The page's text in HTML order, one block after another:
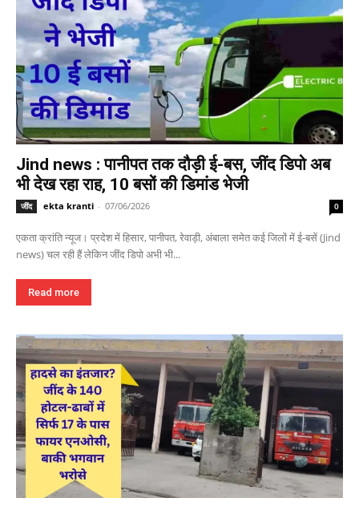
Jind news : पानीपत तक दौड़ी ई-बस, जींद डिपो अब
भी देख रहा राह, 10 बसों की डिमांड भेजी
जींद ekta kranti - 07/06/2026 0
एकता क्रांति न्यूज। प्रदेश में हिसार, पानीपत, रेवाड़ी, अंबाला समेत कई जिलों में ई-बसें (Jind
news) चल रही हैं लेकिन जींद डिपो अभी भी...
Read more